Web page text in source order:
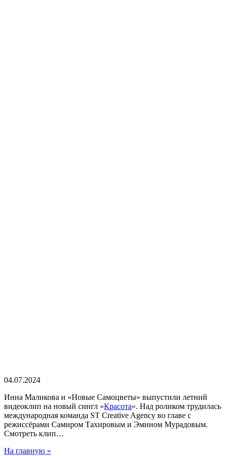
04.07.2024
Инна Маликова и «Новые Самоцветы» выпустили летний
видеоклип на новый сингл «Красота«. Над роликом трудилась
международная команда ST Creative Agency во главе с
режиссёрами Самиром Тахировым и Эмином Мурадовым.
Смотреть клип…
На главную »